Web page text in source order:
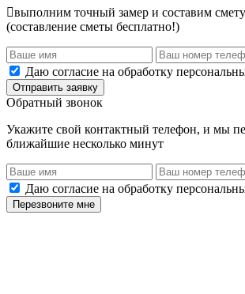
выполним точный замер и составим
(составление сметы бесплатно!)
Даю согласие на обработку
Отправить заявку
Обратный звонок
Укажите свой контактный телефон, и мы
ближайшие несколько минут
Даю согласие на обработку
Перезвоните мне